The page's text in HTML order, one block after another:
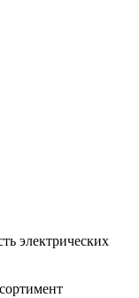
электрических